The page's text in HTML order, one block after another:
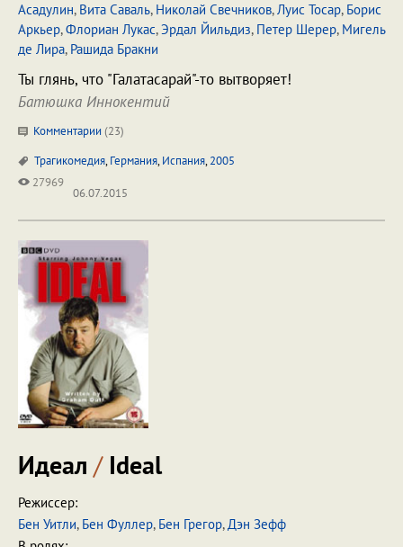
Асадулин, Вита Саваль, Николай Свечников,Луис Тосар, Борис
Аркьер,Флориан Лукас,Эрдал Йильдиз, Петер Шерер, Мигель
де Лира, Рашида Бракни
Ты глянь, что "Галатасарай"-то вытворяет!
Батюшка Иннокентий
Комментарии (23)
Трагикомедия,Германия,Испания,2005
27969
06.07.2015
Идеал /Ideal
Режиссер:
Бен Уитли, Бен Фуллер, Бен Грегор,Дэн Зефф